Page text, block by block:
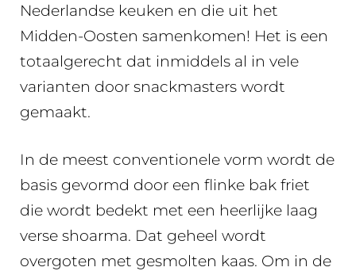
Nederlandse keuken en die uit het
Midden-Oosten samenkomen! Het is een
totaalgerecht dat inmiddels al in vele
varianten door snackmasters wordt
gemaakt.
In de meest conventionele vorm wordt de
basis gevormd door een flinke bak friet
die wordt bedekt met een heerlijke laag
verse shoarma. Dat geheel wordt
overgoten met gesmolten kaas. Om in de